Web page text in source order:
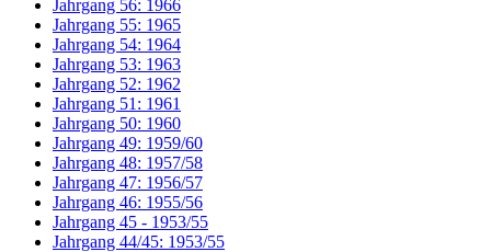
Jahrgang 56: 1966
Jahrgang 55: 1965
Jahrgang 54: 1964
Jahrgang 53: 1963
Jahrgang 52: 1962
Jahrgang 51: 1961
Jahrgang 50: 1960
Jahrgang 49: 1959/60
Jahrgang 48: 1957/58
Jahrgang 47: 1956/57
Jahrgang 46: 1955/56
Jahrgang 45 - 1953/55
Jahrgang 44/45: 1953/55